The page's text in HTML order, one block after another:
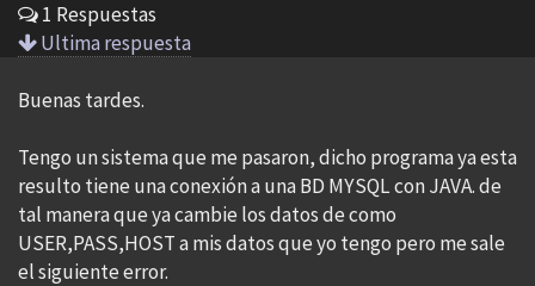
1 Respuestas
Ultima respuesta
Buenas tardes.
Tengo un sistema que me pasaron, dicho programa ya esta
resulto tiene una conexión a una BD MYSQL con JAVA. de
tal manera que ya cambie los datos de como
USER,PASS,HOST a mis datos que yo tengo pero me sale
el siguiente error.